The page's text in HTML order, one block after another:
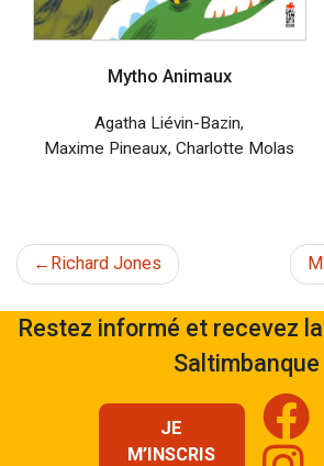
Mytho Animaux
Agatha Liévin-Bazin,
Maxime Pineaux,Charlotte Molas
Navigation
de
l’article
Richard Jones
Restez informé et recevez
Saltimbanque
JE
M’INSCRIS